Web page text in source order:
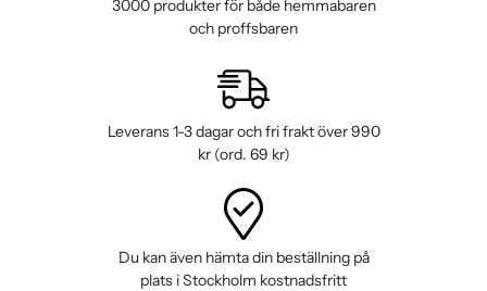
3000 produkter för både hemmabaren
och proffsbaren
Leverans 1-3 dagar och fri frakt över 990
kr (ord. 69 kr)
Du kan även hämta din beställning på
plats i Stockholm kostnadsfritt